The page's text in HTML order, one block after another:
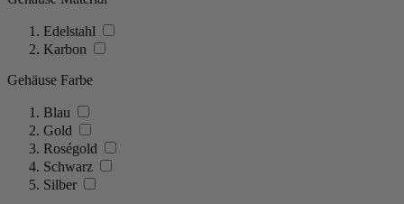
Edelstahl
Karbon
Gehäuse Farbe
Blau
Gold
Roségold
Schwarz
Silber